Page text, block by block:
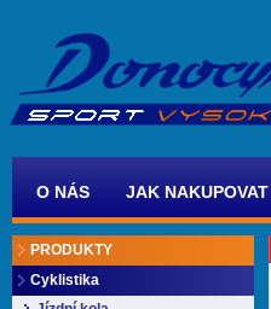
O NÁS JAK NAKUPOVAT
PRODUKTY
Cyklistika